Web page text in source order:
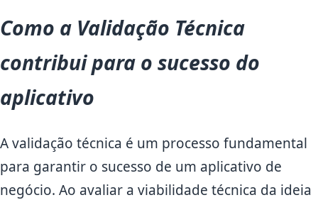
Como a Validação Técnica
contribui para o sucesso do
aplicativo
A validação técnica é um processo fundamental
para garantir o sucesso de um aplicativo de
negócio. Ao avaliar a viabilidade técnica da ideia